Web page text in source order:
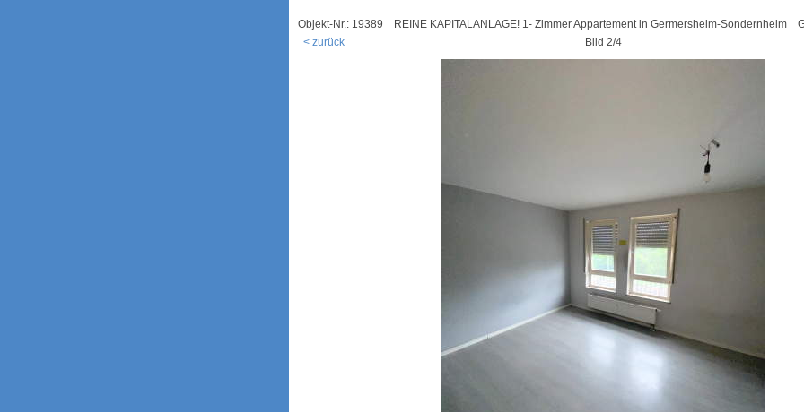
Objekt-Nr.: 19389 REINE KAPITALANLAGE! 1- Zimmer Appartement in Germersheim-Sondernheim
< zurück
Bild 2/4